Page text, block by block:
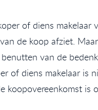
of diens makelaar
de koop afziet.
van de
of diens makelaar is
koopovereenkomst is